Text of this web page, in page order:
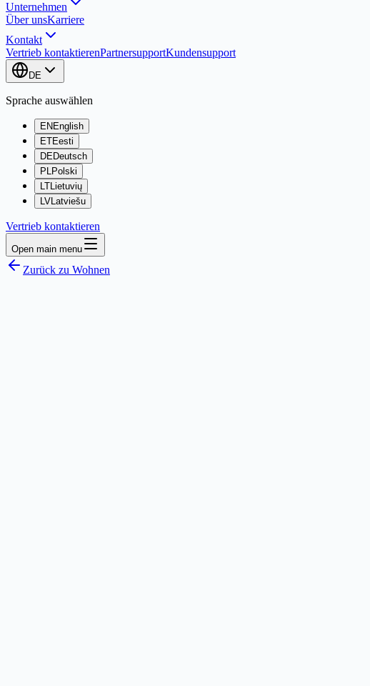
Unternehmen
Über unsKarriere
Kontakt
Vertrieb kontaktierenPartnersupportKundensupport
DE
Sprache auswählen
EN English
ETEesti
DEDeutsch
PLPolski
LTLietuvių
LVLatviešu
Vertrieb kontaktieren
Open main menu
Zurück zu Wohnen